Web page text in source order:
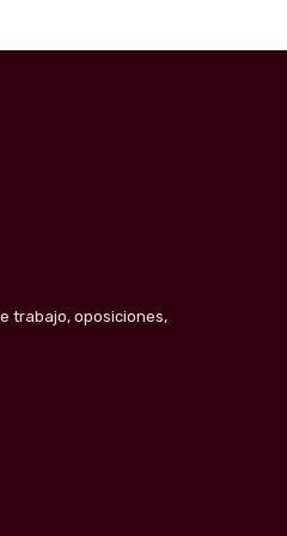
trabajo, oposiciones,